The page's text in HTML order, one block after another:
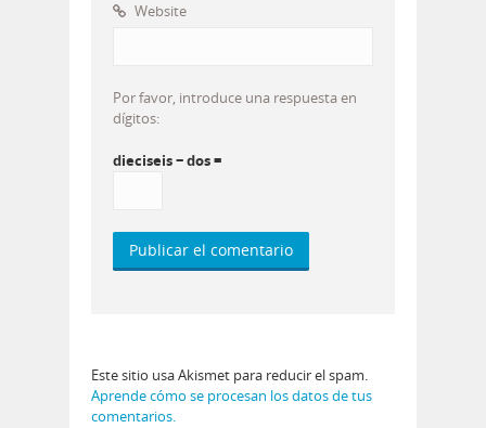
Website
Por favor, introduce una respuesta en
dígitos:
dieciseis − dos =
Este sitio usa Akismet para reducir el spam.
Aprende cómo se procesan los datos de tus
comentarios.